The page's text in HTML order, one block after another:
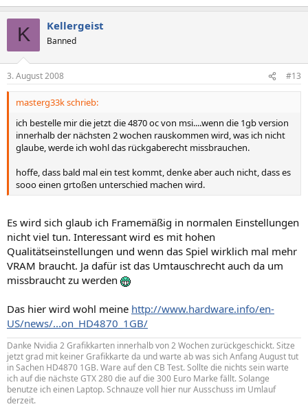
K Kellergeist
Banned
3. August 2008 #13
masterg33k schrieb:
ich bestelle mir die jetzt die 4870 oc von msi....wenn die 1gb version
innerhalb der nächsten 2 wochen rauskommen wird, was ich nicht
glaube, werde ich wohl das rückgaberecht missbrauchen.
hoffe, dass bald mal ein test kommt, denke aber auch nicht, dass es
sooo einen grtoßen unterschied machen wird.
Es wird sich glaub ich Framemäßig in normalen Einstellungen
nicht viel tun. Interessant wird es mit hohen
Qualitätseinstellungen und wenn das Spiel wirklich mal mehr
VRAM braucht. Ja dafür ist das Umtauschrecht auch da um
missbraucht zu werden
Das hier wird wohl meine http://www.hardware.info/en-
US/news/...on_HD4870_1GB/
Danke Nvidia 2 Grafikkarten innerhalb von 2 Wochen zurückgeschickt. Sitze
jetzt grad mit keiner Grafikkarte da und warte ab was sich Anfang August tut
in Sachen HD4870 1GB. Ware auf den CB Test. Sollte die nichts sein warte
ich auf die nächste GTX 280 die auf die 300 Euro Marke fällt. Solange
benutze ich einen Laptop. Schnauze voll hier nur Ausschuss im Umlauf
derzeit.